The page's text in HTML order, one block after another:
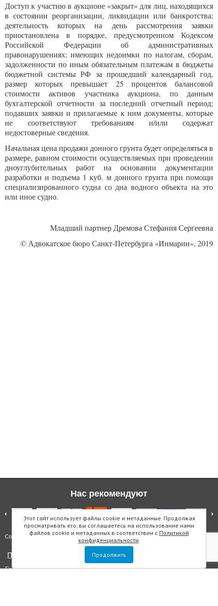
Доступ к участию в аукционе «закрыт» для лиц, находящихся
в состоянии реорганизации, ликвидации или банкротства;
деятельность которых на день рассмотрения заявки
приостановлена в порядке, предусмотренном Кодексом
Российской Федерации об административных
правонарушениях; имеющих недоимки по налогам, сборам,
задолженности по иным обязательным платежам в бюджеты
бюджетной системы РФ за прошедший календарный год,
размер которых превышает 25 процентов балансовой
стоимости активов участника аукциона, по данным
бухгалтерской отчетности за последний отчетный период;
подавших заявки и прилагаемые к ним документы, которые
не соответствуют требованиям и/или содержат
недостоверные сведения.
Начальная цена продажи донного грунта будет определяться в
размере, равном стоимости осуществляемых при проведении
дноуглубительных работ на основании документации
разработки и подъема 1 куб. м донного грунта при помощи
специализированного судна со дна водного объекта на это
или иное судно.
Младший партнер Дремова Стефания Сергеевна
© Адвокатское бюро Санкт-Петербурга «Инмарин», 2019
Этот сайт использует файлы cookie и метаданные. Продолжая
просматривать его, вы соглашаетесь на использование нами
файлов cookie и метаданных в соответствии с Политикой
конфиденциальности.
Продолжить
Нас рекомендуют
Copyright © "Инмарин" Карта сайта
Политика конфиденциальности
Главный редактор Маслова Е.О.